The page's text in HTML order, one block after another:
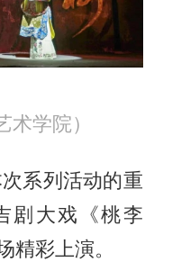
术学院）
系列活动的重
大戏《桃李
精彩上演。